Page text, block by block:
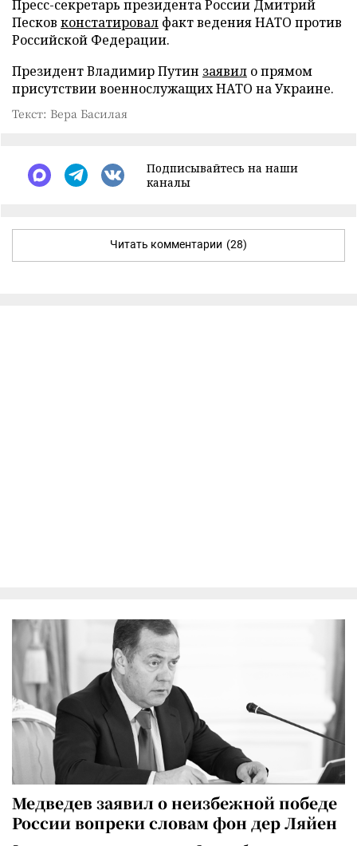
Пресс-секретарь президента России Дмитрий
Песков констатировал факт ведения НАТО против
Российской Федерации.
Президент Владимир Путин заявил о прямом
присутствии военнослужащих НАТО на Украине.
Текст: Вера Басилая
Подписывайтесь на наши
каналы
Читать комментарии (28)
Медведев заявил о неизбежной победе
России вопреки словам фон дер Ляйен